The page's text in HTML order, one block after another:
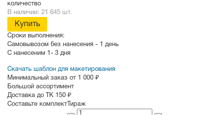
количество
В наличии: 21 645 шт.
Купить
Сроки выполнения:
Самовывозом без нанесения - 1 день
С нанесеним 1- 3 дня
Скачать шаблон для макетирования
Минимальный заказ от 1 000 ₽
Большой ассортимент
Доставка до ТК 150 ₽
Составьте комплект Тираж